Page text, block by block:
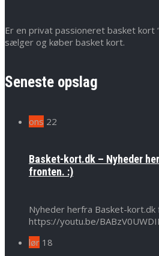
Er en privat passioneret basket kort
sælger og køber basket kort.
Seneste opslag
ons 22
Basket-kort.dk – Nyheder
fronten. :)
Nyheder herfra Basket-kort.dk
https://youtu.be/
lør 18